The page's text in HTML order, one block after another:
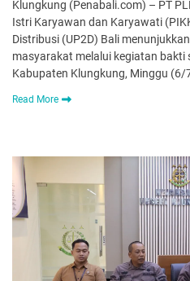
Klungkung (Penabali.com) – PT
Istri Karyawan dan Karyawati
Distribusi (UP2D) Bali
masyarakat melalui kegiatan bakti
Kabupaten Klungkung, Minggu
Read More